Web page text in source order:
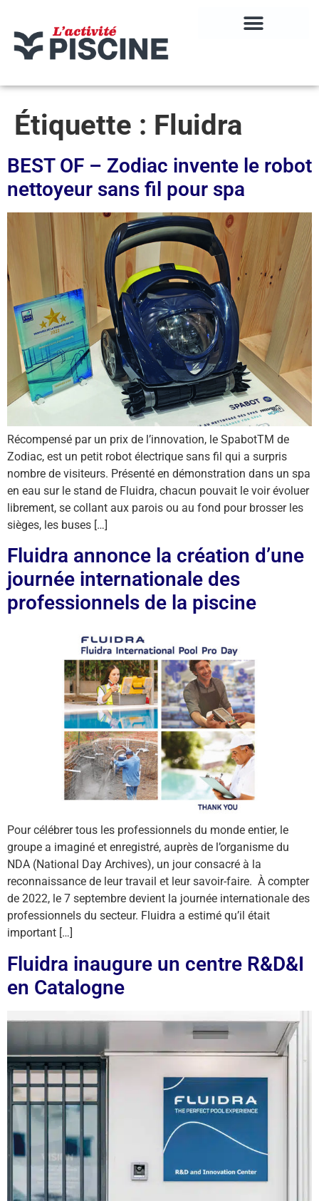
Étiquette : Fluidra
BEST OF – Zodiac invente le robot
nettoyeur sans fil pour spa
Récompensé par un prix de l’innovation, le SpabotTM de
Zodiac, est un petit robot électrique sans fil qui a surpris
nombre de visiteurs. Présenté en démonstration dans un spa
en eau sur le stand de Fluidra, chacun pouvait le voir évoluer
librement, se collant aux parois ou au fond pour brosser les
sièges, les buses […]
Fluidra annonce la création d’une
journée internationale des
professionnels de la piscine
Pour célébrer tous les professionnels du monde entier, le
groupe a imaginé et enregistré, auprès de l’organisme du
NDA (National Day Archives), un jour consacré à la
reconnaissance de leur travail et leur savoir-faire. À compter
de 2022, le 7 septembre devient la journée internationale des
professionnels du secteur. Fluidra a estimé qu’il était
important […]
Fluidra inaugure un centre R&D&I
en Catalogne